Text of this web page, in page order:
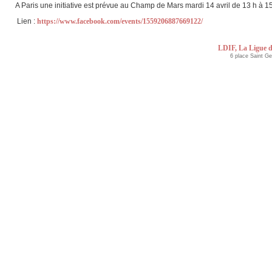
A Paris une initiative est prévue au Champ de Mars mardi 14 avril de 13 h à
Lien : https://www.facebook.com/events/1559206887669122/
LDIF, La Ligue
6 place Saint